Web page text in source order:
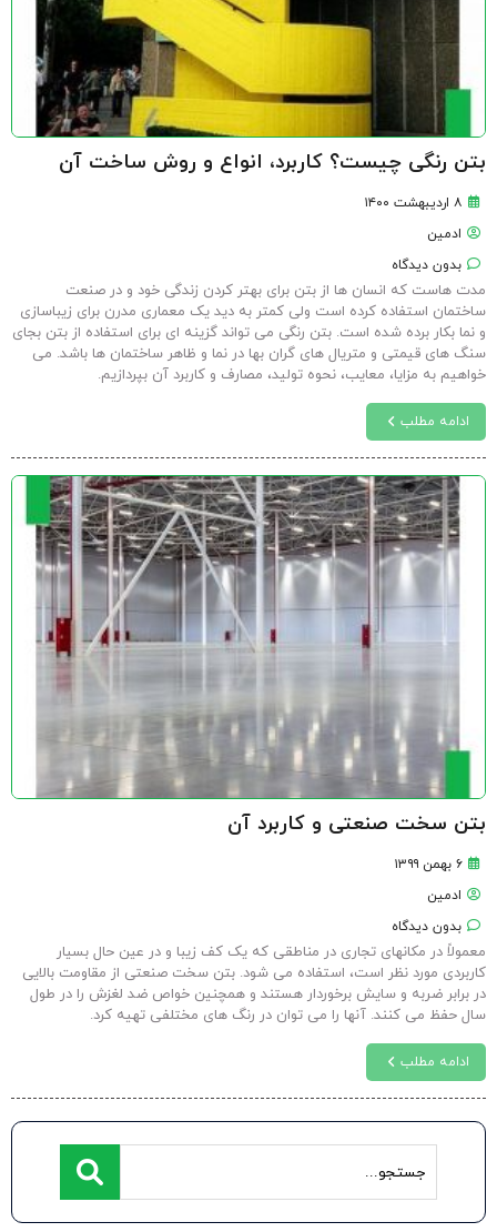
بتن رنگی چیست؟ کاربرد، انواع و روش ساخت آن
۸ اردیبهشت ۱۴۰۰
ادمین
بدون دیدگاه
مدت هاست که انسان ها از بتن برای بهتر کردن زندگی خود و در صنعت
ساختمان استفاده کرده است ولی کمتر به دید یک معماری مدرن برای زیباسازی
و نما بکار برده شده است. بتن رنگی می تواند گزینه ای برای استفاده از بتن بجای
سنگ های قیمتی و متریال های گران بها در نما و ظاهر ساختمان ها باشد. می
خواهیم به مزایا، معایب، نحوه تولید، مصارف و کاربرد آن بپردازیم.
ادامه مطلب
بتن سخت صنعتی و کاربرد آن
۶ بهمن ۱۳۹۹
ادمین
بدون دیدگاه
معمولاً در مکانهای تجاری در مناطقی که یک کف زیبا و در عین حال بسیار
کاربردی مورد نظر است، استفاده می شود. بتن سخت صنعتی از مقاومت بالایی
در برابر ضربه و سایش برخوردار هستند و همچنین خواص ضد لغزش را در طول
سال حفظ می کنند. آنها را می توان در رنگ های مختلفی تهیه کرد.
ادامه مطلب